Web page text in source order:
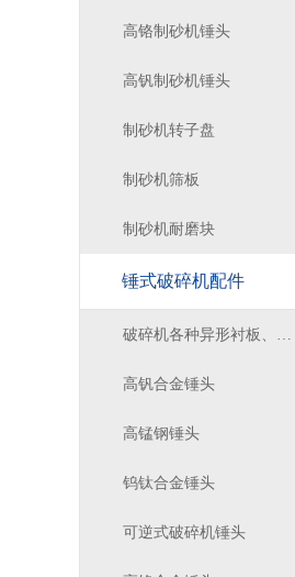
高铬制砂机锤头
高钒制砂机锤头
制砂机转子盘
制砂机筛板
制砂机耐磨块
锤式破碎机配件
破碎机各种异形衬板、篦条
高钒合金锤头
高锰钢锤头
钨钛合金锤头
可逆式破碎机锤头